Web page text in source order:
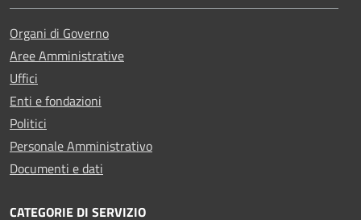
Organi di Governo
Aree Amministrative
Uffici
Enti e fondazioni
Politici
Personale Amministrativo
Documenti e dati
CATEGORIE DI SERVIZIO